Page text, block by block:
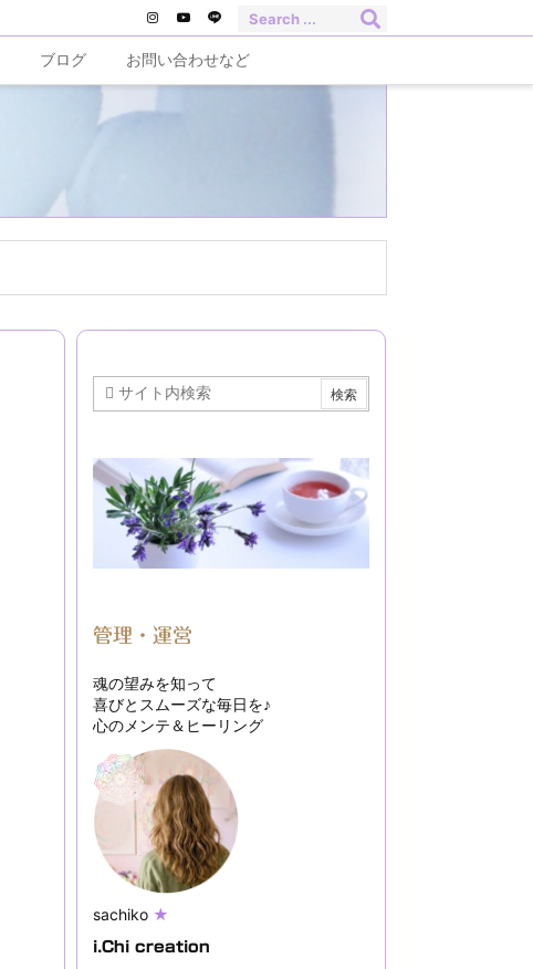
ブログ お問い合わせなど
管理・運営
魂の望みを知って
喜びとスムーズな毎日を♪
心のメンテ＆ヒーリング
sachiko ★
i.Chi creation